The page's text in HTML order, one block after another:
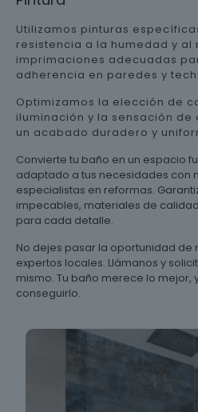
Utilizamos pinturas
resistencia a la humedad y al
imprimaciones adecuadas
adherencia en paredes y
Optimizamos la elección de
iluminación y la sensación
un acabado duradero y
Convierte tu baño en un espacio
adaptado a tus necesidades con
especialistas en reformas.
impecables, materiales de
para cada detalle.
No dejes pasar la oportunidad de
expertos locales. Llámanos y
mismo. Tu baño merece lo
conseguirlo.